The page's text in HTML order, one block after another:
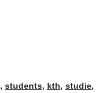
, students, kth, studie,